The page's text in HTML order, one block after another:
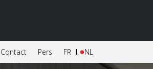
Contact Pers NL
FR